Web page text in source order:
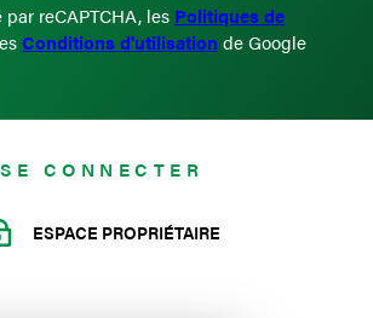
reCAPTCHA, les Politiques de
Conditions d'utilisation de Google
SE CONNECTER
ESPACE PROPRIÉTAIRE